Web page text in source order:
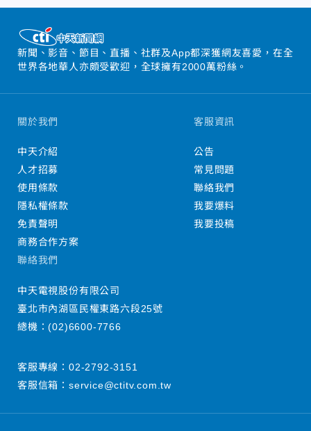
新聞、影音、節目、直播、社群及App都深獲網友喜愛，在全
世界各地華人亦頗受歡迎，全球擁有2000萬粉絲。
關於我們
中天介紹
人才招募
使用條款
隱私權條款
免責聲明
商務合作方案
客服資訊
公告
常見問題
聯絡我們
我要爆料
我要投稿
聯絡我們
中天電視股份有限公司
臺北市內湖區民權東路六段25號
總機：(02)6600-7766
客服專線： 02-2792-3151
客服信箱： service@ctitv.com.tw